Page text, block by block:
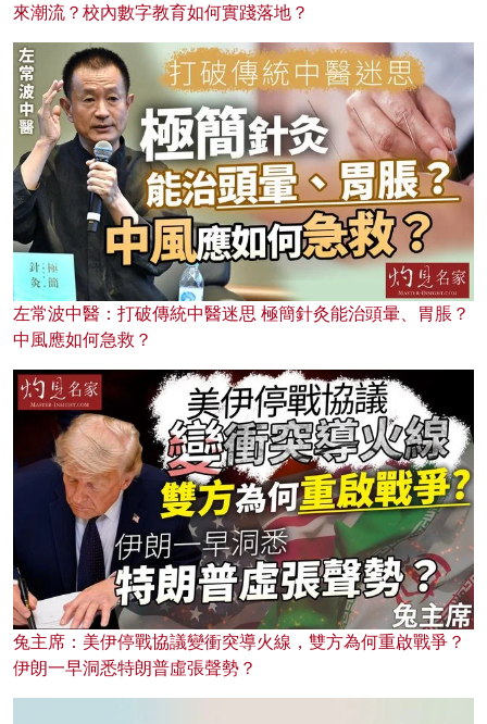
來潮流？校內數字教育如何實踐落地？
左常波中醫：打破傳統中醫迷思 極簡針灸能治頭暈、胃脹？
中風應如何急救？
兔主席：美伊停戰協議變衝突導火線，雙方為何重啟戰爭？
伊朗一早洞悉特朗普虛張聲勢？